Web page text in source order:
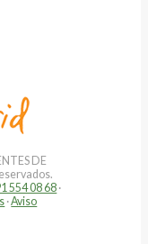
DE
554 08 68·
·Aviso